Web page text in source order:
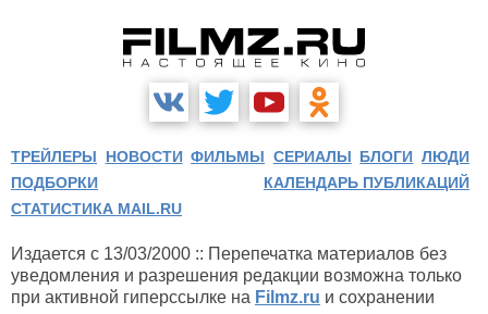
ТРЕЙЛЕРЫ НОВОСТИ ФИЛЬМЫ СЕРИАЛЫ БЛОГИ ЛЮДИ
ПОДБОРКИ
КАЛЕНДАРЬ ПУБЛИКАЦИЙ
СТАТИСТИКА MAIL.RU
Издается с 13/03/2000 :: Перепечатка материалов без
уведомления и разрешения редакции возможна только
при активной гиперссылке на Filmz.ru и сохранении